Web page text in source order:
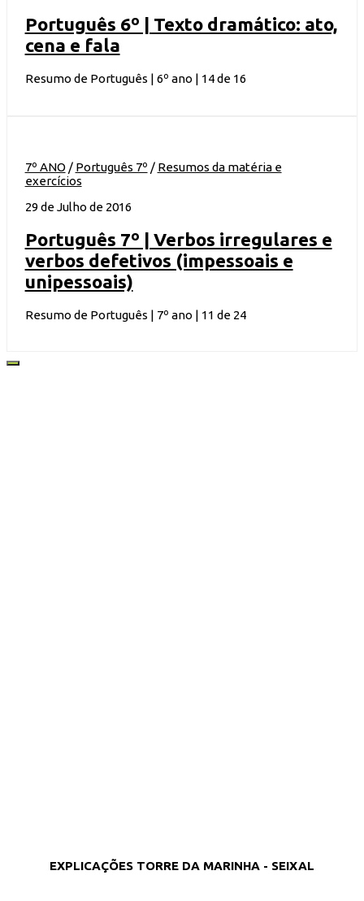
Português 6º | Texto dramático: ato,
cena e fala
Resumo de Português | 6º ano | 14 de 16
7º ANO / Português 7º / Resumos da matéria e
exercícios
29 de Julho de 2016
Português 7º | Verbos irregulares e
verbos defetivos (impessoais e
unipessoais)
Resumo de Português | 7º ano | 11 de 24
EXPLICAÇÕES TORRE DA MARINHA - SEIXAL